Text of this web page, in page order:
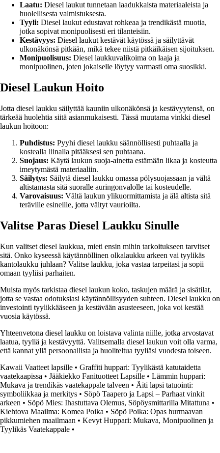
Laatu: Diesel laukut tunnetaan laadukkaista materiaaleista ja
huolellisesta valmistuksesta.
Tyyli: Diesel laukut edustavat rohkeaa ja trendikästä muotia,
jotka sopivat monipuolisesti eri tilanteisiin.
Kestävyys: Diesel laukut kestävät käytössä ja säilyttävät
ulkonäkönsä pitkään, mikä tekee niistä pitkäikäisen sijoituksen.
Monipuolisuus: Diesel laukkuvalikoima on laaja ja
monipuolinen, joten jokaiselle löytyy varmasti oma suosikki.
Diesel Laukun Hoito
Jotta diesel laukku säilyttää kauniin ulkonäkönsä ja kestävyytensä, on
tärkeää huolehtia siitä asianmukaisesti. Tässä muutama vinkki diesel
laukun hoitoon:
Puhdistus: Pyyhi diesel laukku säännöllisesti puhtaalla ja
kostealla liinalla pitääksesi sen puhtaana.
Suojaus: Käytä laukun suoja-ainetta estämään likaa ja kosteutta
imeytymästä materiaaliin.
Säilytys: Säilytä diesel laukku omassa pölysuojassaan ja vältä
altistamasta sitä suoralle auringonvalolle tai kosteudelle.
Varovaisuus: Vältä laukun ylikuormittamista ja älä altista sitä
teräville esineille, jotta vältyt vaurioilta.
Valitse Paras Diesel Laukku Sinulle
Kun valitset diesel laukkua, mieti ensin mihin tarkoitukseen tarvitset
sitä. Onko kyseessä käytännöllinen olkalaukku arkeen vai tyylikäs
kantolaukku juhlaan? Valitse laukku, joka vastaa tarpeitasi ja sopii
omaan tyyliisi parhaiten.
Muista myös tarkistaa diesel laukun koko, taskujen määrä ja sisätilat,
jotta se vastaa odotuksiasi käytännöllisyyden suhteen. Diesel laukku on
investointi tyylikkääseen ja kestävään asusteeseen, joka voi kestää
vuosia käytössä.
Yhteenvetona diesel laukku on loistava valinta niille, jotka arvostavat
laatua, tyyliä ja kestävyyttä. Valitsemalla diesel laukun voit olla varma,
että kannat yllä persoonallista ja huoliteltua tyyliäsi vuodesta toiseen.
Kawaii Vaatteet lapsille • Graffiti huppari: Tyylikästä katutaidetta
vaatekaapissa • Jääkiekko Fanituotteet Lapsille • Lämmin huppari:
Mukava ja trendikäs vaatekappale talveen • Äiti lapsi tatuointi:
symboliikkaa ja merkitys • Söpö Taapero ja Lapsi – Parhaat vinkit
arkeen • Söpö Mies: Ihastuttava Olemus, Söpöysmittarilla Mitattuna •
Kiehtova Maailma: Komea Poika • Söpö Poika: Opas hurmaavan
pikkumiehen maailmaan • Kevyt Huppari: Mukava, Monipuolinen ja
Tyylikäs Vaatekappale •